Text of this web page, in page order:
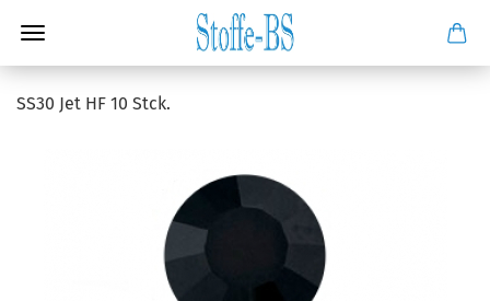
SS30 Jet HF 10 Stck.